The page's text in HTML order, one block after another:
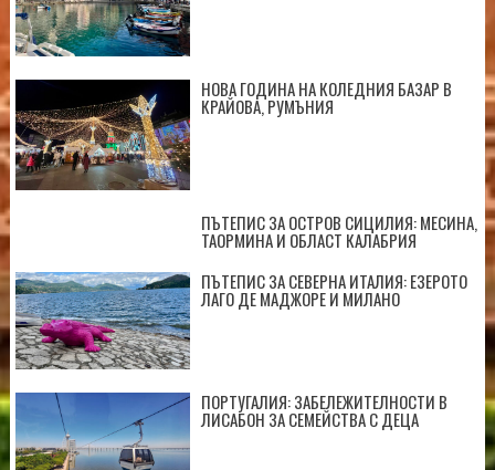
НОВА ГОДИНА НА КОЛЕДНИЯ БАЗАР В
КРАЙОВА, РУМЪНИЯ
ПЪТЕПИС ЗА ОСТРОВ СИЦИЛИЯ: МЕСИНА,
ТАОРМИНА И ОБЛАСТ КАЛАБРИЯ
ПЪТЕПИС ЗА СЕВЕРНА ИТАЛИЯ: ЕЗЕРОТО
ЛАГО ДЕ МАДЖОРЕ И МИЛАНО
ПОРТУГАЛИЯ: ЗАБЕЛЕЖИТЕЛНОСТИ В
ЛИСАБОН ЗА СЕМЕЙСТВА С ДЕЦА